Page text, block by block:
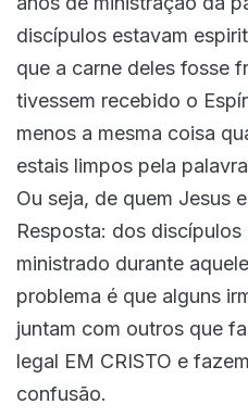
discípulos estavam
que a carne deles fosse
tivessem recebido o
menos a mesma coisa
estais limpos pela
Ou seja, de quem Jesus
Resposta: dos discípulos
ministrado durante
problema é que alguns
juntam com outros que
legal EM CRISTO e
confusão.